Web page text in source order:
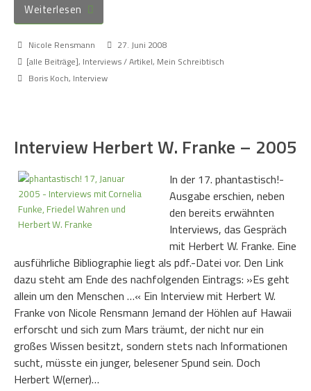
Weiterlesen
Nicole Rensmann
27. Juni 2008
[alle Beiträge], Interviews / Artikel, Mein Schreibtisch
Boris Koch, Interview
Interview Herbert W. Franke – 2005
In der 17. phantastisch!-
Ausgabe erschien, neben
den bereits erwähnten
Interviews, das Gespräch
mit Herbert W. Franke. Eine
ausführliche Bibliographie liegt als pdf.-Datei vor. Den Link
dazu steht am Ende des nachfolgenden Eintrags: »Es geht
allein um den Menschen …« Ein Interview mit Herbert W.
Franke von Nicole Rensmann Jemand der Höhlen auf Hawaii
erforscht und sich zum Mars träumt, der nicht nur ein
großes Wissen besitzt, sondern stets nach Informationen
sucht, müsste ein junger, belesener Spund sein. Doch
Herbert W(erner)…